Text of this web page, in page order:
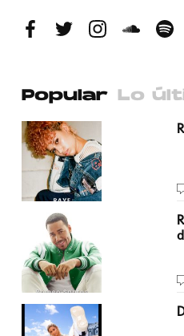
Popular Lo